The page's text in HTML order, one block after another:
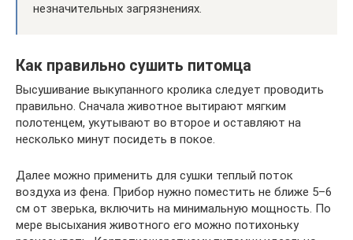
незначительных загрязнениях.
Как правильно сушить питомца
Высушивание выкупанного кролика следует проводить
правильно. Сначала животное вытирают мягким
полотенцем, укутывают во второе и оставляют на
несколько минут посидеть в покое.
Далее можно применить для сушки теплый поток
воздуха из фена. Прибор нужно поместить не ближе 5–6
см от зверька, включить на минимальную мощность. По
мере высыхания животного его можно потихоньку